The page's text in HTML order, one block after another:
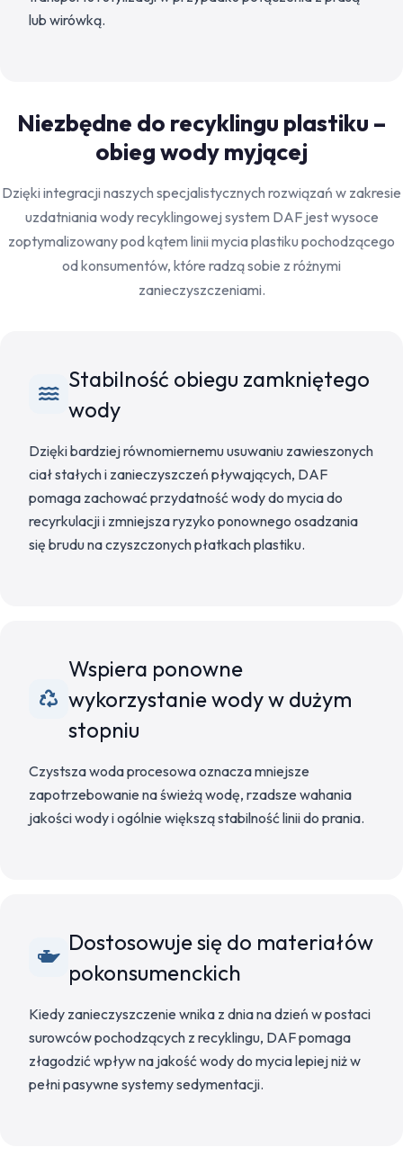
lub wirówką.
Niezbędne do recyklingu plastiku –
obieg wody myjącej
Dzięki integracji naszych specjalistycznych rozwiązań w zakresie
uzdatniania wody recyklingowej system DAF jest wysoce
zoptymalizowany pod kątem linii mycia plastiku pochodzącego
od konsumentów, które radzą sobie z różnymi
zanieczyszczeniami.
Stabilność obiegu zamkniętego
wody
Dzięki bardziej równomiernemu usuwaniu zawieszonych
ciał stałych i zanieczyszczeń pływających, DAF
pomaga zachować przydatność wody do mycia do
recyrkulacji i zmniejsza ryzyko ponownego osadzania
się brudu na czyszczonych płatkach plastiku.
Wspiera ponowne
wykorzystanie wody w dużym
stopniu
Czystsza woda procesowa oznacza mniejsze
zapotrzebowanie na świeżą wodę, rzadsze wahania
jakości wody i ogólnie większą stabilność linii do prania.
Dostosowuje się do materiałów
pokonsumenckich
Kiedy zanieczyszczenie wnika z dnia na dzień w postaci
surowców pochodzących z recyklingu, DAF pomaga
złagodzić wpływ na jakość wody do mycia lepiej niż w
pełni pasywne systemy sedymentacji.